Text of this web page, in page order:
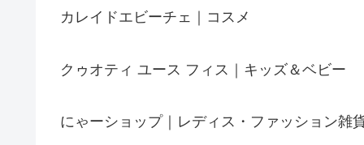
カレイドエビーチェ｜コスメ
クゥオティ ユース フィス｜キッズ＆ベビー
にゃーショップ｜レディス・ファッション雑